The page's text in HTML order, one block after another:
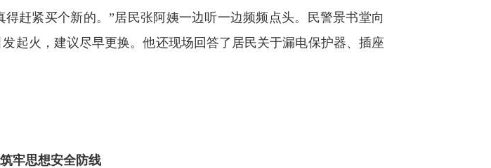
紧买个新的。”居民张阿姨一边听一边频频点头。民警景书堂向
起火，建议尽早更换。他还现场回答了居民关于漏电保护器、插座
牢思想安全防线